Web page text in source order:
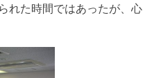
れた時間ではあったが、心